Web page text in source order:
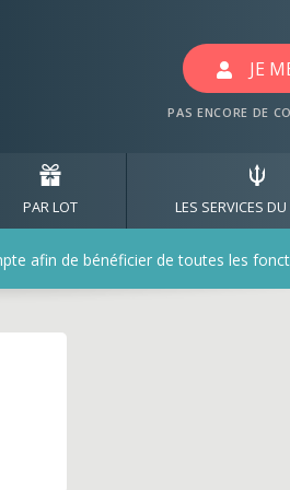
les jeux
JE
PAS ENCORE DE
PAR LOT LES SERVICES
afin de bénéficier de toutes les